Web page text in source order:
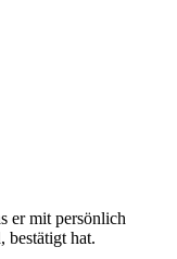
er mit persönlich
bestätigt hat.